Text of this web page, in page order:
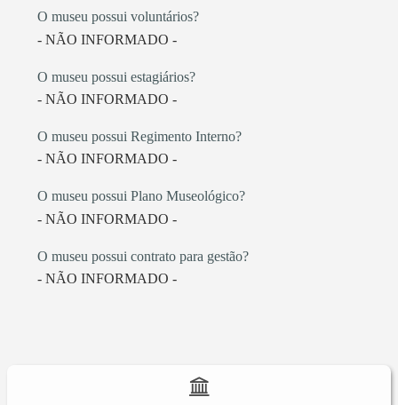
O museu possui voluntários?
- NÃO INFORMADO -
O museu possui estagiários?
- NÃO INFORMADO -
O museu possui Regimento Interno?
- NÃO INFORMADO -
O museu possui Plano Museológico?
- NÃO INFORMADO -
O museu possui contrato para gestão?
- NÃO INFORMADO -